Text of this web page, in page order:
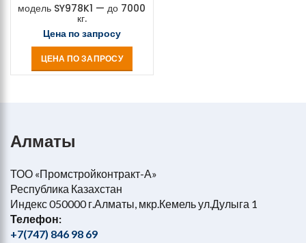
модель SY978K1 — до 7000
кг.
Цена по запросу
ЦЕНА ПО ЗАПРОСУ
Алматы
ТОО «Промстройконтракт-А»
Республика Казахстан
Индекс 050000 г.Алматы, мкр.Кемель ул.Дулыга 1
Телефон:
+7(747) 846 98 69